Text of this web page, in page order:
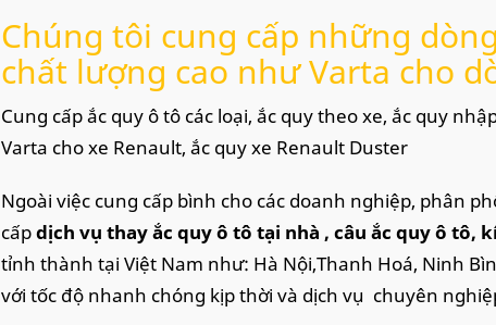
Chúng tôi cung cấp những
chất lượng cao như Varta cho
Cung cấp ắc quy ô tô các loại, ắc quy theo xe, ắc quy
Varta cho xe Renault, ắc quy xe Renault Duster
Ngoài việc cung cấp bình cho các doanh nghiệp, phân
cấpdịch vụ thay ắc quy ô tô tại nhà , câu ắc quy ô tô,
tỉnh thành tại Việt Nam như: Hà Nội,Thanh Hoá, Ninh
với tốc độ nhanh chóng kịp thời và dịch vụ chuyên